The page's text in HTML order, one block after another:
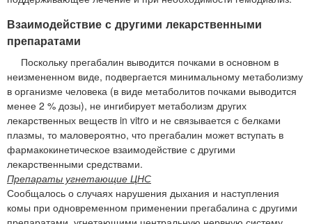
Взаимодействие с другими лекарственными
препаратами
Поскольку прегабалин выводится почками в основном в
неизмененном виде, подвергается минимальному метаболизму
в организме человека (в виде метаболитов почками выводится
менее 2 % дозы), не ингибирует метаболизм других
лекарственных веществ in vitro и не связывается с белками
плазмы, то маловероятно, что прегабалин может вступать в
фармакокинетическое взаимодействие с другими
лекарственными средствами.
Препараты угнетающие ЦНС
Сообщалось о случаях нарушения дыхания и наступления
комы при одновременном применении прегабалина с другими